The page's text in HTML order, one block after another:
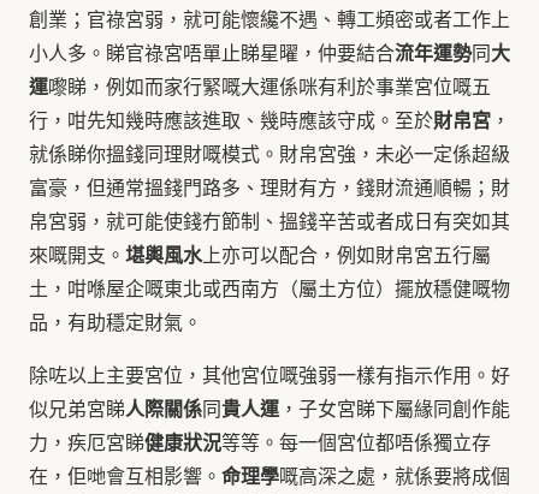
創業；官祿宮弱，就可能懷纔不遇、轉工頻密或者工作上
小人多。睇官祿宮唔單止睇星曜，仲要結合流年運勢同大
運嚟睇，例如而家行緊嘅大運係咪有利於事業宮位嘅五
行，咁先知幾時應該進取、幾時應該守成。至於財帛宮 ，
就係睇你搵錢同理財嘅模式。財帛宮強，未必一定係超級
富豪，但通常搵錢門路多、理財有方，錢財流通順暢；財
帛宮弱，就可能使錢冇節制、搵錢辛苦或者成日有突如其
來嘅開支。 堪輿風水上亦可以配合，例如財帛宮五行屬
土，咁喺屋企嘅東北或西南方（屬土方位）擺放穩健嘅物
品，有助穩定財氣。
除咗以上主要宮位，其他宮位嘅強弱一樣有指示作用。好
似兄弟宮睇人際關係同貴人運 ，子女宮睇下屬緣同創作能
力，疾厄宮睇健康狀況等等。每一個宮位都唔係獨立存
在，佢哋會互相影響。 命理學嘅高深之處，就係要將成個